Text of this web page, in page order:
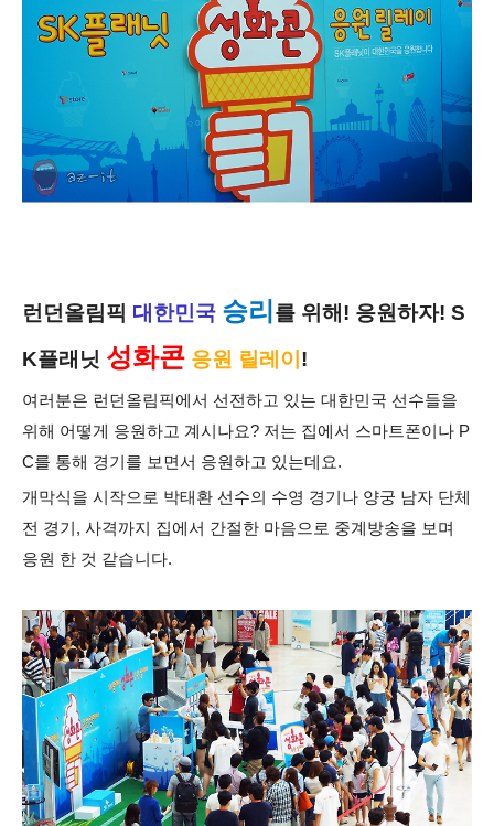
런던올림픽 대한민국 승리 를 위해! 응원하자! S
K플래닛 성화콘 응원 릴레이 !
여러분은 런던올림픽에서 선전하고 있는 대한민국 선수들을
위해 어떻게 응원하고 계시나요? 저는 집에서 스마트폰이나 P
C를 통해 경기를 보면서 응원하고 있는데요.
개막식을 시작으로 박태환 선수의 수영 경기나 양궁 남자 단체
전 경기, 사격까지 집에서 간절한 마음으로 중계방송을 보며
응원 한 것 같습니다.